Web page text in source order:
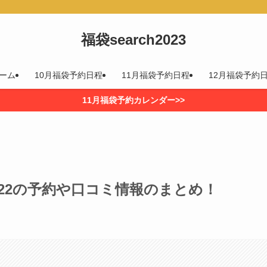
福袋search2023
ム 10月福袋予約日程 11月福袋予約日程 12月福袋予約
11月福袋予約カレンダー>>
の予約や口コミ情報のまとめ！